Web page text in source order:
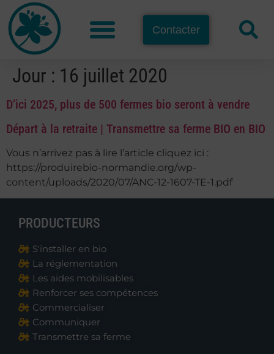
Contacter
Jour : 16 juillet 2020
D’ici 2025, plus de 500 fermes bio seront à vendre
Départ à la retraite | Transmettre sa ferme BIO en BIO
Vous n’arrivez pas à lire l’article cliquez ici :
https://produirebio-normandie.org/wp-
content/uploads/2020/07/ANC-12-1607-TE-1.pdf
PRODUCTEURS
S'installer en bio
La réglementation
Les aides mobilisables
Renforcer ses compétences
Commercialiser
Communiquer
Transmettre sa ferme